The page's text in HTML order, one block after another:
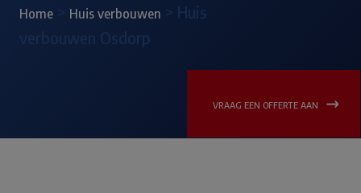
Home Huis verbouwen > Huis
verbouwen Osdorp
VRAAG EEN OFFERTE AAN